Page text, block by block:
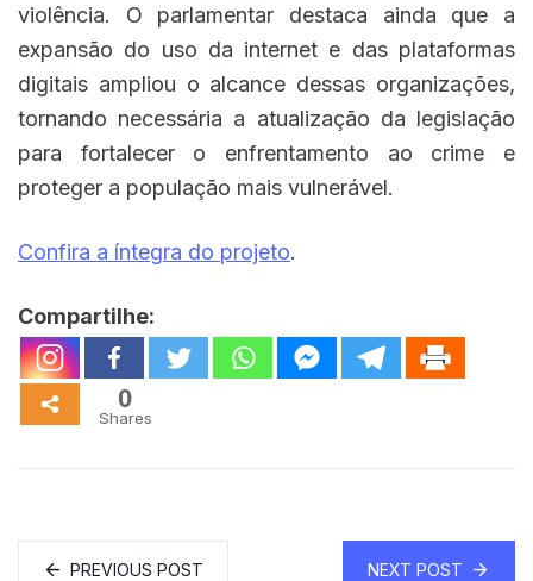
violência. O parlamentar destaca ainda que a
expansão do uso da internet e das plataformas
digitais ampliou o alcance dessas organizações,
tornando necessária a atualização da legislação
para fortalecer o enfrentamento ao crime e
proteger a população mais vulnerável.
Confira a íntegra do projeto.
Compartilhe:
0
Shares
PREVIOUS POST NEXT POST